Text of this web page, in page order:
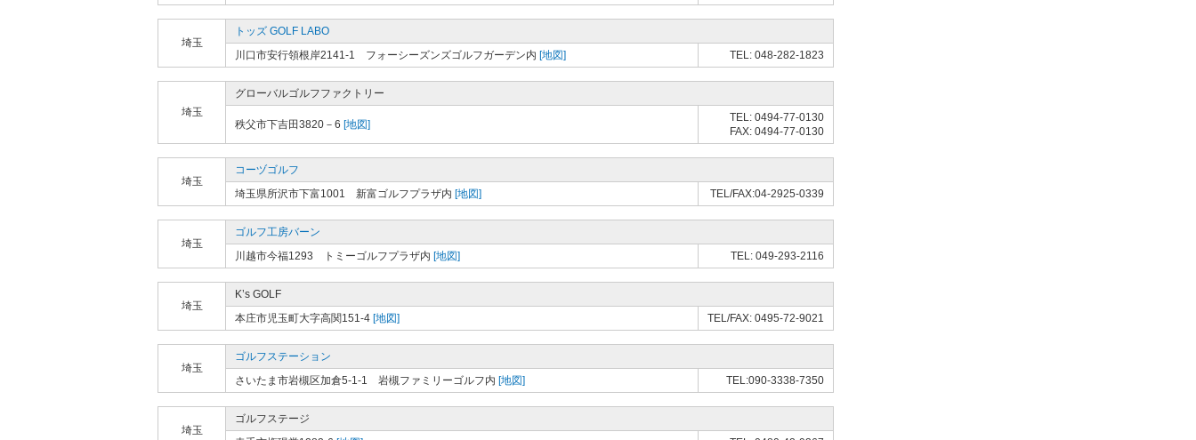
埼玉
トッズ GOLF LABO
川口市安行領根岸2141-1 フォーシーズンズゴルフガーデン内 [地図] TEL: 048-282-1823
埼玉
グローバルゴルフファクトリー
秩父市下吉田3820－6 [地図]
TEL: 0494-77-0130
FAX: 0494-77-0130
埼玉
コーヅゴルフ
埼玉県所沢市下富1001 新富ゴルフプラザ内 [地図] TEL/FAX:04-2925-0339
埼玉
ゴルフ工房バーン
川越市今福1293 トミーゴルフプラザ内 [地図] TEL: 049-293-2116
埼玉
K’s GOLF
本庄市児玉町大字高関151-4 [地図] TEL/FAX: 0495-72-9021
埼玉
ゴルフステーション
さいたま市岩槻区加倉5-1-1 岩槻ファミリーゴルフ内 [地図] TEL:090-3338-7350
埼玉
ゴルフステージ